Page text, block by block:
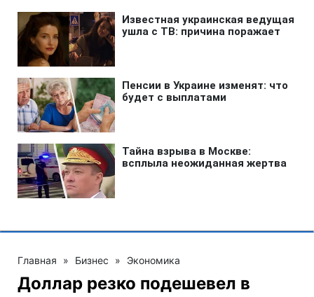
Главная » Бизнес » Экономика
Доллар резко подешевел в